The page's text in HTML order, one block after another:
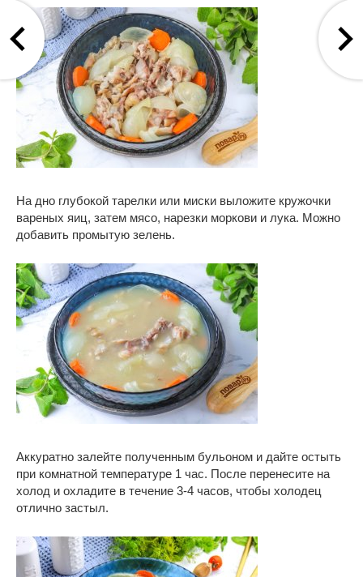
На дно глубокой тарелки или миски выложите кружочки
вареных яиц, затем мясо, нарезки моркови и лука. Можно
добавить промытую зелень.
Аккуратно залейте полученным бульоном и дайте остыть
при комнатной температуре 1 час. После перенесите на
холод и охладите в течение 3-4 часов, чтобы холодец
отлично застыл.